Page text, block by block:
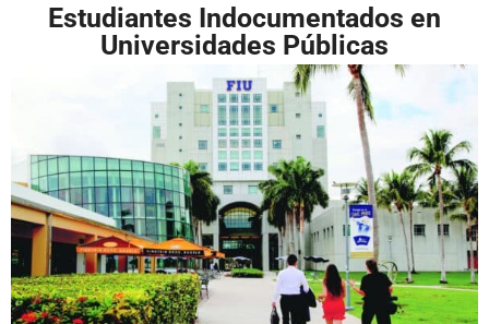
Estudiantes Indocumentados en
Universidades Públicas